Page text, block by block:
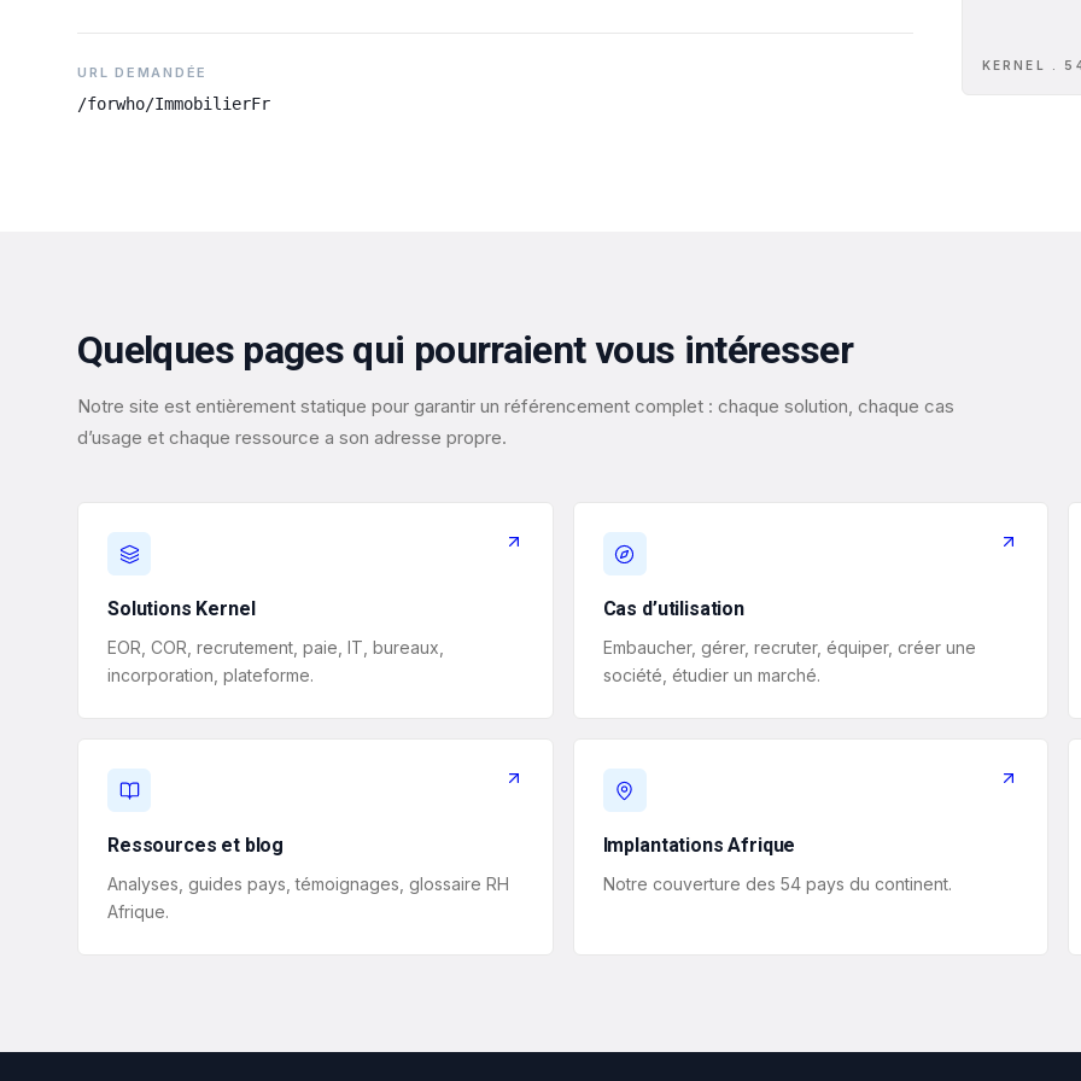
URL DEMANDÉE
/forwho/ImmobilierFr
KERNEL .
Quelques pages qui pourraient vous intéresser
Notre site est entièrement statique pour garantir un référencement complet : chaque solution, chaque cas
d’usage et chaque ressource a son adresse propre.
Solutions Kernel
EOR, COR, recrutement, paie, IT, bureaux,
incorporation, plateforme.
Cas d’utilisation
Embaucher, gérer, recruter, équiper, créer une
société, étudier un marché.
Ressources et blog
Analyses, guides pays, témoignages, glossaire RH
Afrique.
Implantations Afrique
Notre couverture des 54 pays du continent.